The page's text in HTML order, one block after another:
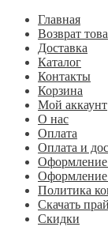
Главная
Возврат
Доставка
Каталог
Контакты
Корзина
Мой аккаунт
О нас
Оплата
Оплата и
Оформление
Оформление
Политика
Скачать
Скидки